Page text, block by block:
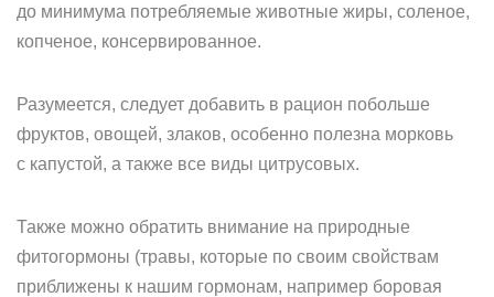
до минимума потребляемые животные жиры, соленое,
копченое, консервированное.
Разумеется, следует добавить в рацион побольше
фруктов, овощей, злаков, особенно полезна морковь
с капустой, а также все виды цитрусовых.
Также можно обратить внимание на природные
фитогормоны (травы, которые по своим свойствам
приближены к нашим гормонам, например боровая